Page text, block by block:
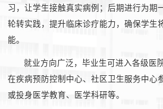
习，让学生接触真实病例；后期进行为期
轮转实践，提升临床诊疗能力，确保学生
能。
就业方向广泛，毕业生可进入各级医
在疾病预防控制中心、社区卫生服务中心
或投身医学教育、医学科研等。